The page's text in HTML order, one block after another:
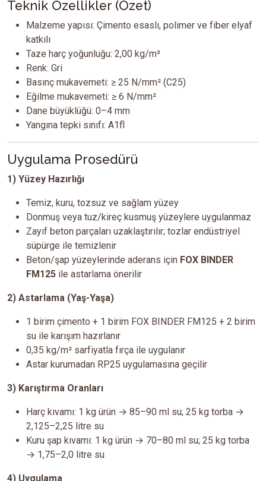
Teknik Özellikler (Özet)
Malzeme yapısı: Çimento esaslı, polimer ve fiber elyaf
katkılı
Taze harç yoğunluğu: 2,00 kg/m³
Renk: Gri
Basınç mukavemeti: ≥ 25 N/mm² (C25)
Eğilme mukavemeti: ≥ 6 N/mm²
Dane büyüklüğü: 0–4 mm
Yangına tepki sınıfı: A1fl
Uygulama Prosedürü
1) Yüzey Hazırlığı
Temiz, kuru, tozsuz ve sağlam yüzey
Donmuş veya tuz/kireç kusmuş yüzeylere uygulanmaz
Zayıf beton parçaları uzaklaştırılır; tozlar endüstriyel
süpürge ile temizlenir
Beton/şap yüzeylerinde aderans için FOX BINDER
FM125 ile astarlama önerilir
2) Astarlama (Yaş-Yaşa)
1 birim çimento + 1 birim FOX BINDER FM125 + 2 birim
su ile karışım hazırlanır
0,35 kg/m² sarfiyatla fırça ile uygulanır
Astar kurumadan RP25 uygulamasına geçilir
3) Karıştırma Oranları
Harç kıvamı: 1 kg ürün → 85–90 ml su; 25 kg torba →
2,125–2,25 litre su
Kuru şap kıvamı: 1 kg ürün → 70–80 ml su; 25 kg torba
→ 1,75–2,0 litre su
4) Uygulama